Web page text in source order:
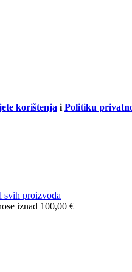
korištenja i Politiku
svih proizvoda
iznad 100,00 €